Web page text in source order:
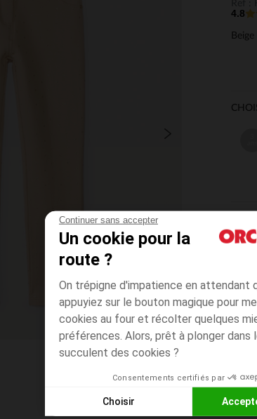
Continuer sans accepter
Un cookie pour la
route ?
On trépigne d'impatience en attendant
appuyiez sur le bouton magique pour
cookies au four et récolter quelques
préférences. Alors, prêt à plonger dans
succulent des cookies ?
Consentements certifiés par
Choisir
4.8
Beige